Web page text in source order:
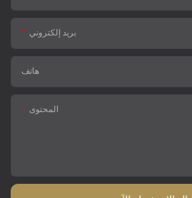
بريد إلكتروني
هاتف
المحتوى